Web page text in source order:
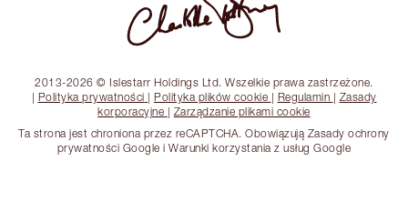
2013-2026 © Islestarr Holdings Ltd. Wszelkie prawa zastrzeżone.
| Polityka prywatności | Polityka plików cookie | Regulamin | Zasady
korporacyjne | Zarządzanie plikami cookie
Ta strona jest chroniona przez reCAPTCHA. Obowiązują Zasady ochrony
prywatności Google i Warunki korzystania z usług Google